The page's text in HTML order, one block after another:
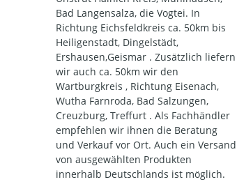
Bad Langensalza, die Vogtei. In
Richtung Eichsfeldkreis ca. 50km bis
Heiligenstadt, Dingelstädt,
Ershausen,Geismar . Zusätzlich liefern
wir auch ca. 50km wir den
Wartburgkreis , Richtung Eisenach,
Wutha Farnroda, Bad Salzungen,
Creuzburg, Treffurt . Als Fachhändler
empfehlen wir ihnen die Beratung
und Verkauf vor Ort. Auch ein Versand
von ausgewählten Produkten
innerhalb Deutschlands ist möglich.